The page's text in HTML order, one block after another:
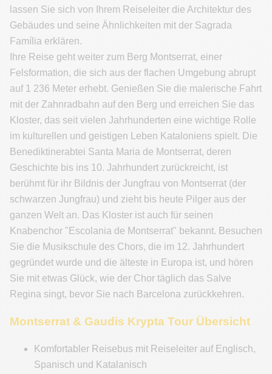
lassen Sie sich von Ihrem Reiseleiter die Architektur des
Gebäudes und seine Ähnlichkeiten mit der Sagrada
Família erklären.
Ihre Reise geht weiter zum Berg Montserrat, einer
Felsformation, die sich aus der flachen Umgebung abrupt
auf 1 236 Meter erhebt. Genießen Sie die malerische Fahrt
mit der Zahnradbahn auf den Berg und erreichen Sie das
Kloster, das seit vielen Jahrhunderten eine wichtige Rolle
im kulturellen und geistigen Leben Kataloniens spielt. Die
Benediktinerabtei Santa Maria de Montserrat, deren
Geschichte bis ins 10. Jahrhundert zurückreicht, ist
berühmt für ihr Bildnis der Jungfrau von Montserrat (der
schwarzen Jungfrau) und zieht bis heute Pilger aus der
ganzen Welt an. Das Kloster ist auch für seinen
Knabenchor "Escolania de Montserrat" bekannt. Besuchen
Sie die Musikschule des Chors, die im 12. Jahrhundert
gegründet wurde und die älteste in Europa ist, und hören
Sie mit etwas Glück, wie der Chor täglich das Salve
Regina singt, bevor Sie nach Barcelona zurückkehren.
Montserrat & Gaudis Krypta Tour Übersicht
Komfortabler Reisebus mit Reiseleiter auf Englisch,
Spanisch und Katalanisch